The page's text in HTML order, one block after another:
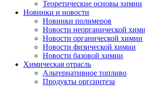
Теоретические основы химии
Новинки и новости
Новинки полимеров
Новости неорганической
Новости органической химии
Новости физической химии
Новости базовой химии
Химическая отрасль
Альтернативное топливо
Продукты оргсинтеза